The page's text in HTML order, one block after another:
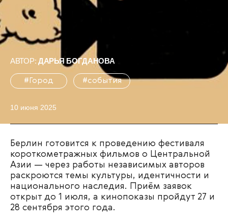
АВТОР: ДАРЬЯ БОГДАНОВА
#Город #события
10 июня 2025
Берлин готовится к проведению фестиваля
короткометражных фильмов о Центральной
Азии — через работы независимых авторов
раскроются темы культуры, идентичности и
национального наследия. Приём заявок
открыт до 1 июля, а кинопоказы пройдут 27 и
28 сентября этого года.